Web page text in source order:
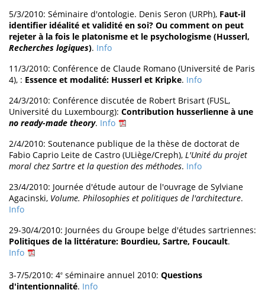
5/3/2010: Séminaire d'ontologie. Denis Seron (URPh), Faut-il
identifier idéalité et validité en soi? Ou comment on peut
rejeter à la fois le platonisme et le psychologisme (Husserl,
Recherches logiques). Info
11/3/2010: Conférence de Claude Romano (Université de Paris
4), : Essence et modalité: Husserl et Kripke. Info
24/3/2010: Conférence discutée de Robert Brisart (FUSL,
Université du Luxembourg): Contribution husserlienne à une
no ready-made theory. Info
2/4/2010: Soutenance publique de la thèse de doctorat de
Fabio Caprio Leite de Castro (ULiège/Creph), L'Unité du projet
moral chez Sartre et la question des méthodes. Info
23/4/2010: Journée d'étude autour de l'ouvrage de Sylviane
Agacinski, Volume. Philosophies et politiques de l'architecture.
Info
29-30/4/2010: Journées du Groupe belge d'études sartriennes:
Politiques de la littérature: Bourdieu, Sartre, Foucault.
Info
3-7/5/2010: 4e séminaire annuel 2010: Questions
d'intentionnalité. Info